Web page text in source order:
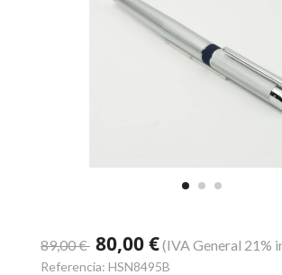
89,00 € 80,00 €(IVA General 21%
Referencia: HSN8495B